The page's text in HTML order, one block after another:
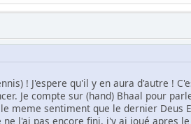
! J'espere qu'il y en aura d'autre !
Je compte sur (hand) Bhaal pour
meme sentiment que le dernier
l'ai pas encore fini, j'y ai joué apres